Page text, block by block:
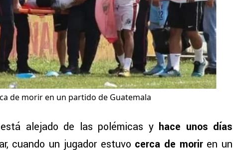
de morir en un partido de Guatemala
alejado de las polémicas yhace unos días
cuando un jugador estuvo cerca de morir en un